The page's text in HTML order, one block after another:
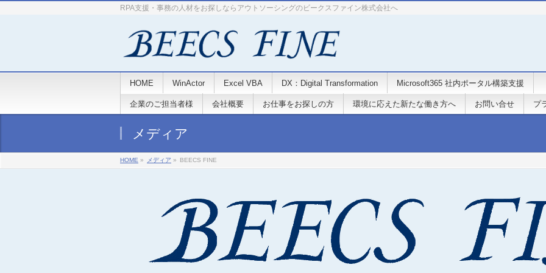
RPA支援・事務の人材をお探しならアウトソーシングのビークスファイン株式会社へ
HOME WinActor Excel VBA DX：Digital Transformation Microsoft365 社内ポータル構築支援
企業のご担当者様 会社概要 お仕事をお探しの方 環境に応えた新たな働き方へ お問い合せ プ
メディア
HOME » メディア » BEECS FINE